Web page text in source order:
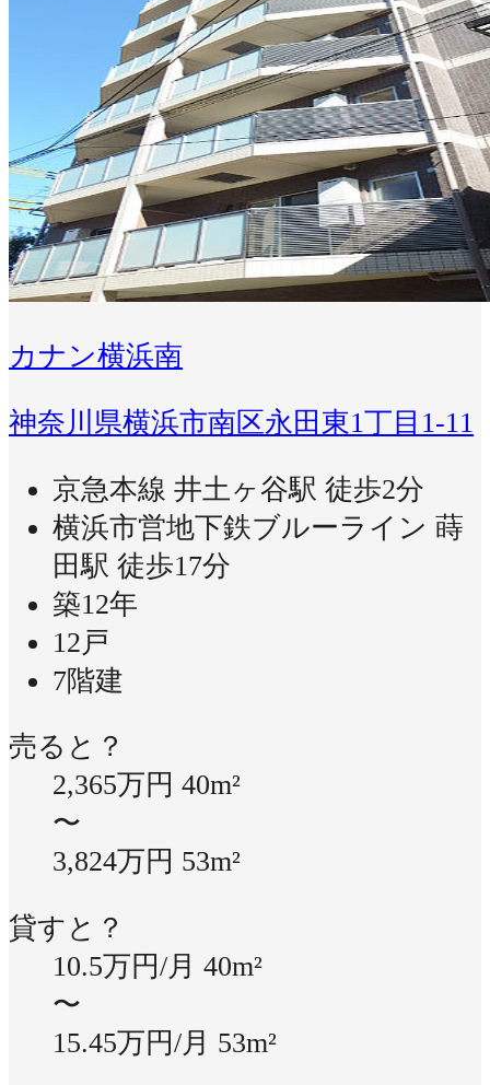
カナン横浜南
神奈川県横浜市南区永田東1丁目1-11
京急本線 井土ヶ谷駅 徒歩2分
横浜市営地下鉄ブルーライン 蒔
田駅 徒歩17分
築12年
12戸
7階建
売ると？
2,365万円 40m²
〜
3,824万円 53m²
貸すと？
10.5万円/月 40m²
〜
15.45万円/月 53m²